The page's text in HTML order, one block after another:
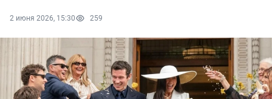
2 июня 2026, 15:30 259